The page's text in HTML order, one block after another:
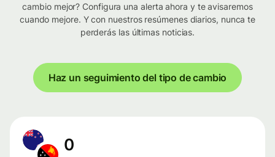
cambio mejor? Configura una alerta ahora y te avisaremos
cuando mejore. Y con nuestros resúmenes diarios, nunca te
perderás las últimas noticias.
Haz un seguimiento del tipo de cambio
0